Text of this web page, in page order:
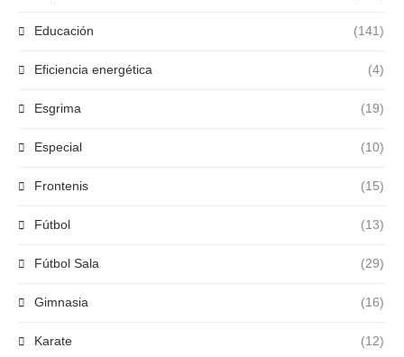
Educación (141)
Eficiencia energética (4)
Esgrima (19)
Especial (10)
Frontenis (15)
Fútbol (13)
Fútbol Sala (29)
Gimnasia (16)
Karate (12)